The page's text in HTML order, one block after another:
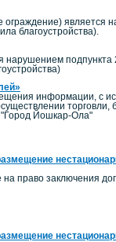
является
благоустройства).
подпункта
информации, с
торговли,
"Город Йошкар-Ола"
право заключения